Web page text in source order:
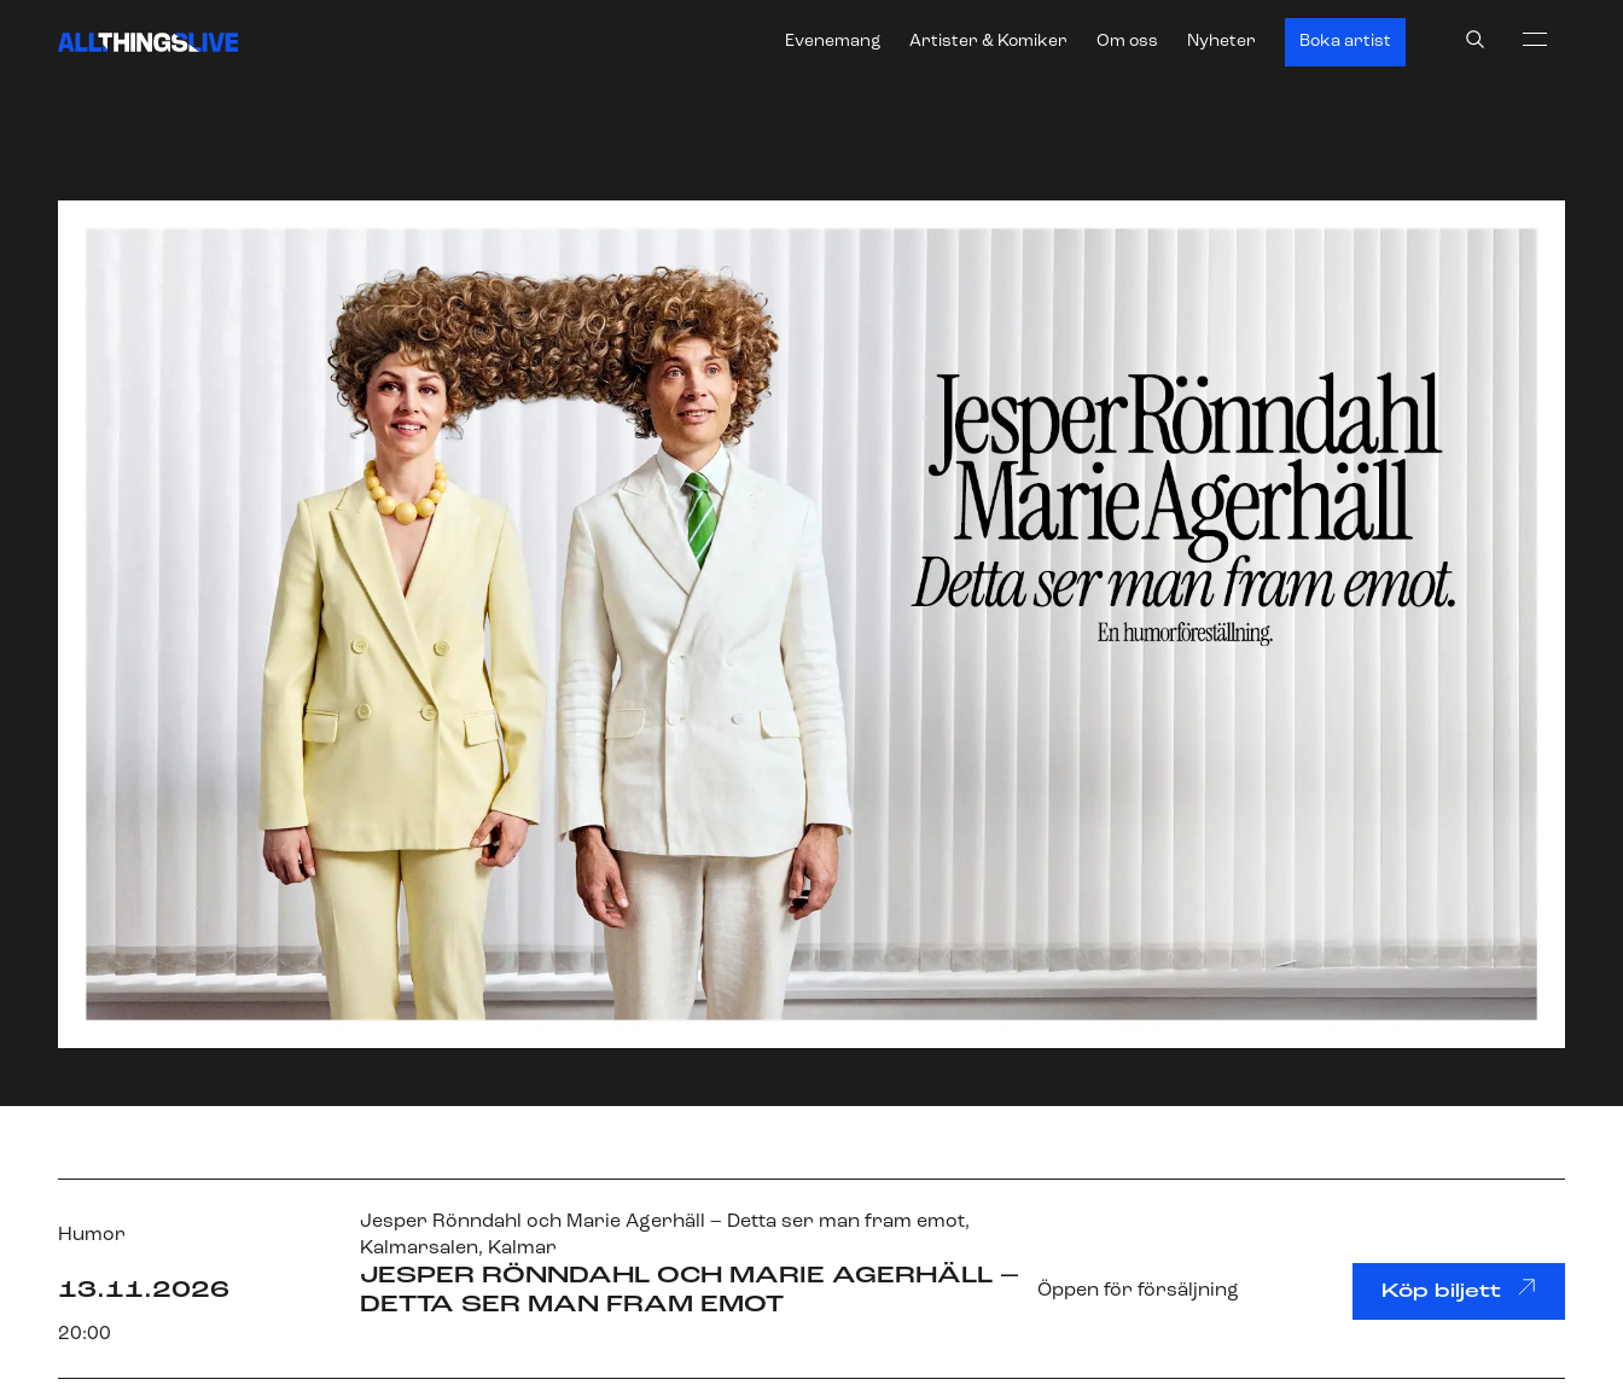
Evenemang Artister & Komiker Om oss Nyheter Boka artist
Humor
Jesper Rönndahl och Marie Agerhäll – Detta ser man fram emot,
Kalmarsalen, Kalmar
13.11.2026
JESPER RÖNNDAHL OCH MARIE AGERHÄLL –
DETTA SER MAN FRAM EMOT
Öppen för försäljning Köp biljett
20:00